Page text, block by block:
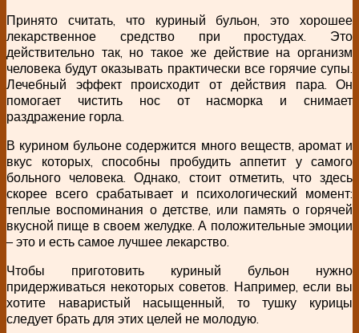
Принято считать, что куриный бульон, это хорошее
лекарственное средство при простудах. Это
действительно так, но такое же действие на организм
человека будут оказывать практически все горячие супы.
Лечебный эффект происходит от действия пара. Он
помогает чистить нос от насморка и снимает
раздражение горла.
В курином бульоне содержится много веществ, аромат и
вкус которых, способны пробудить аппетит у самого
больного человека. Однако, стоит отметить, что здесь
скорее всего срабатывает и психологический момент:
теплые воспоминания о детстве, или память о горячей
вкусной пище в своем желудке. А положительные эмоции
– это и есть самое лучшее лекарство.
Чтобы приготовить куриный бульон нужно
придерживаться некоторых советов. Например, если вы
хотите наваристый насыщенный, то тушку курицы
следует брать для этих целей не молодую.